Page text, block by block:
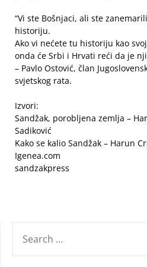
“Vi ste Bošnjaci, ali ste
historiju.
Ako vi nećete tu historiju kao
onda će Srbi i Hrvati reći da je
– Pavlo Ostović, član
svjetskog rata.
Izvori:
Sandžak, porobljena zemlja –
Sadiković
Kako se kalio Sandžak – Harun
Igenea.com
sandzakpress
FOR: